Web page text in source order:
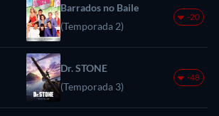
Barrados no Baile
(Temporada 2)
-20
Dr. STONE
(Temporada 3)
-48